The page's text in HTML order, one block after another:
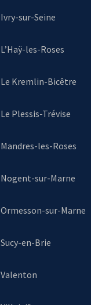
Ivry-sur-Seine
L’Haÿ-les-Roses
Le Kremlin-Bicêtre
Le Plessis-Trévise
Mandres-les-Roses
Nogent-sur-Marne
Ormesson-sur-Marne
Sucy-en-Brie
Valenton